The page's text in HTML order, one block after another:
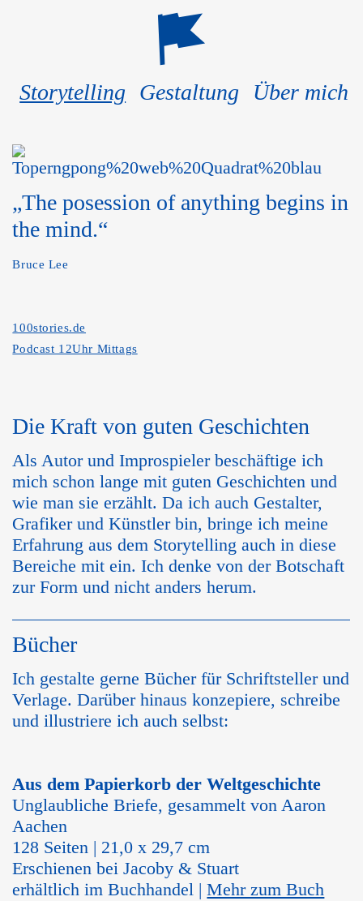
Storytelling Gestaltung Über mich
„The posession of anything begins in
the mind.“
Bruce Lee
100stories.de
Podcast 12Uhr Mittags
Die Kraft von guten Geschichten
Als Autor und Improspieler beschäftige ich
mich schon lange mit guten Geschichten und
wie man sie erzählt. Da ich auch Gestalter,
Grafiker und Künstler bin, bringe ich meine
Erfahrung aus dem Storytelling auch in diese
Bereiche mit ein. Ich denke von der Botschaft
zur Form und nicht anders herum.
Bücher
Ich gestalte gerne Bücher für Schriftsteller und
Verlage. Darüber hinaus konzepiere, schreibe
und illustriere ich auch selbst:
Aus dem Papierkorb der Weltgeschichte
Unglaubliche Briefe, gesammelt von Aaron
Aachen
128 Seiten | 21,0 x 29,7 cm
Erschienen bei Jacoby & Stuart
erhältlich im Buchhandel |Mehr zum Buch